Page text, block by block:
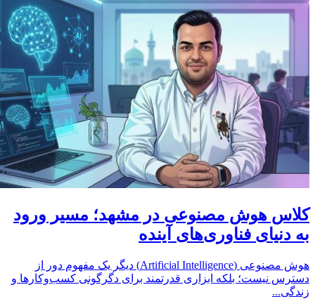
کلاس هوش مصنوعی در مشهد؛ مسیر ورود
به دنیای فناوری‌های آینده
هوش مصنوعی (Artificial Intelligence) دیگر یک مفهوم دور از
دسترس نیست؛ بلکه ابزاری قدرتمند برای دگرگونی کسب‌وکارها و
زندگی...